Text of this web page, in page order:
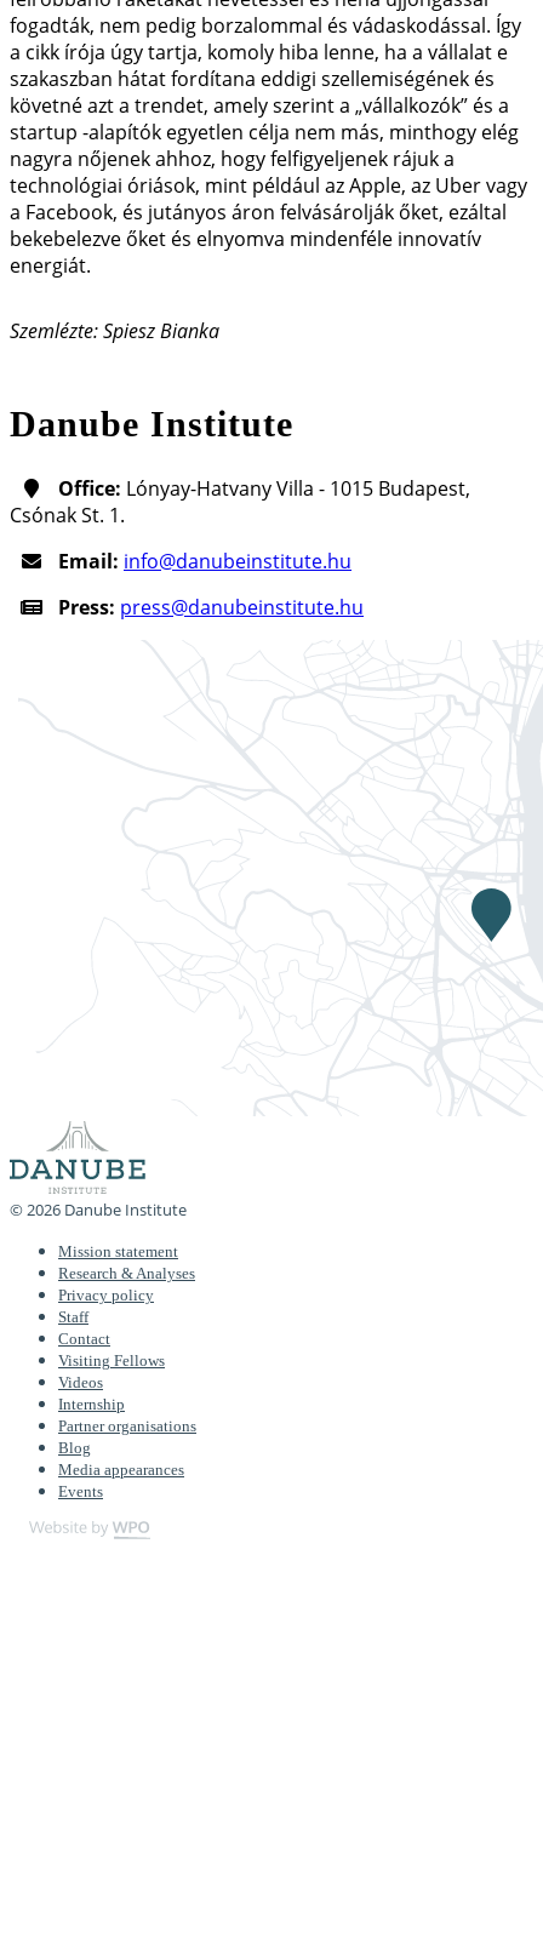
fogadták, nem pedig borzalommal és vádaskodással. Így
a cikk írója úgy tartja, komoly hiba lenne, ha a vállalat e
szakaszban hátat fordítana eddigi szellemiségének és
követné azt a trendet, amely szerint a „vállalkozók” és a
startup -alapítók egyetlen célja nem más, minthogy elég
nagyra nőjenek ahhoz, hogy felfigyeljenek rájuk a
technológiai óriások, mint például az Apple, az Uber vagy
a Facebook, és jutányos áron felvásárolják őket, ezáltal
bekebelezve őket és elnyomva mindenféle innovatív
energiát.
Szemlézte: Spiesz Bianka
Danube Institute
Office: Lónyay-Hatvany Villa - 1015 Budapest,
Csónak St. 1.
Email: info@danubeinstitute.hu
Press: press@danubeinstitute.hu
© 2026 Danube Institute
Mission statement
Research & Analyses
Privacy policy
Staff
Contact
Visiting Fellows
Videos
Internship
Partner organisations
Blog
Media appearances
Events